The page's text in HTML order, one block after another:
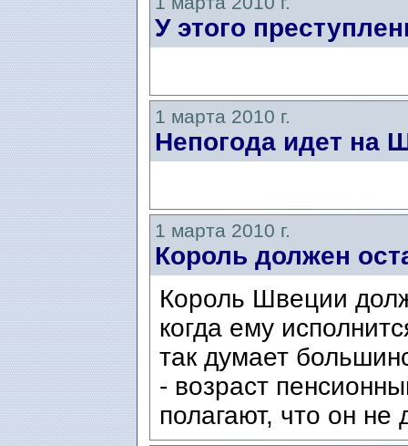
У этого
1 марта 2010 г.
Непогода идет на
1 марта 2010 г.
Король должен
Король Швеции
когда ему
так думает
- возраст
полагают, что он не